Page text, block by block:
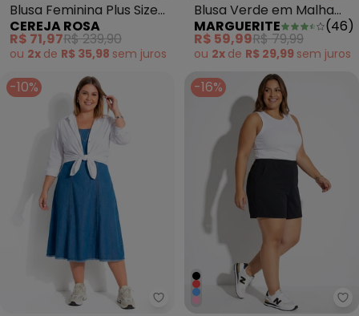
Blusa Feminina Plus Size
Manga Longa Estampada
Bege
CEREJA ROSA
R$ 71,97R$ 239,90
ou 2x de R$ 35,98 sem juros
Blusa Verde em Malha
Anarruga
MARGUERITE (46)
R$ 59,99R$ 79,99
ou 2x de R$ 29,99 sem juros
-10%
Quintess - Vestido Azul Médio
-16%